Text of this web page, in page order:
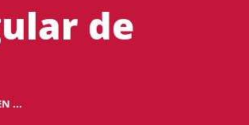
de
...